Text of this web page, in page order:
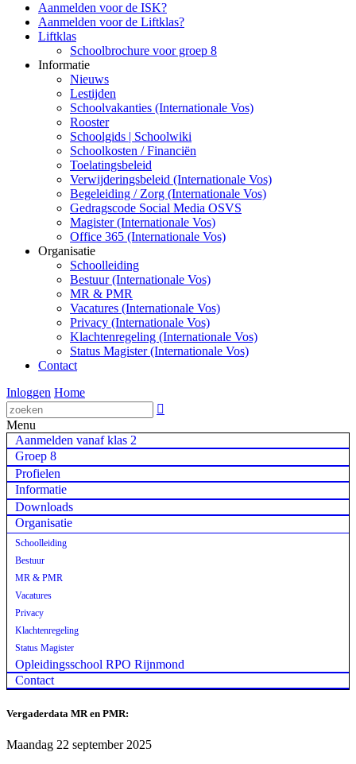
Aanmelden voor de ISK?
Aanmelden voor de Liftklas?
Liftklas
Schoolbrochure voor groep 8
Informatie
Nieuws
Lestijden
Schoolvakanties (Internationale Vos)
Rooster
Schoolgids | Schoolwiki
Schoolkosten / Financiën
Toelatingsbeleid
Verwijderingsbeleid (Internationale Vos)
Begeleiding / Zorg (Internationale Vos)
Gedragscode Social Media OSVS
Magister (Internationale Vos)
Office 365 (Internationale Vos)
Organisatie
Schoolleiding
Bestuur (Internationale Vos)
MR & PMR
Vacatures (Internationale Vos)
Privacy (Internationale Vos)
Klachtenregeling (Internationale Vos)
Status Magister (Internationale Vos)
Contact
Inloggen Home

Menu
Aanmelden vanaf klas 2
Groep 8
Profielen
Informatie
Downloads
Organisatie
Schoolleiding
Bestuur
MR & PMR
Vacatures
Privacy
Klachtenregeling
Status Magister
Opleidingsschool RPO Rijnmond
Contact
Vergaderdata MR en PMR:
Maandag 22 september 2025